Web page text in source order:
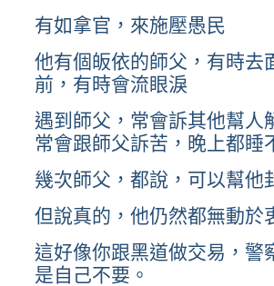
有如拿官，來施壓愚民
他有個皈依的師父，有時去
前，有時會流眼淚
遇到師父，常會訴其他幫人
常會跟師父訴苦，晚上都睡
幾次師父，都說，可以幫他
但說真的，他仍然都無動於
這好像你跟黑道做交易，警
是自己不要。